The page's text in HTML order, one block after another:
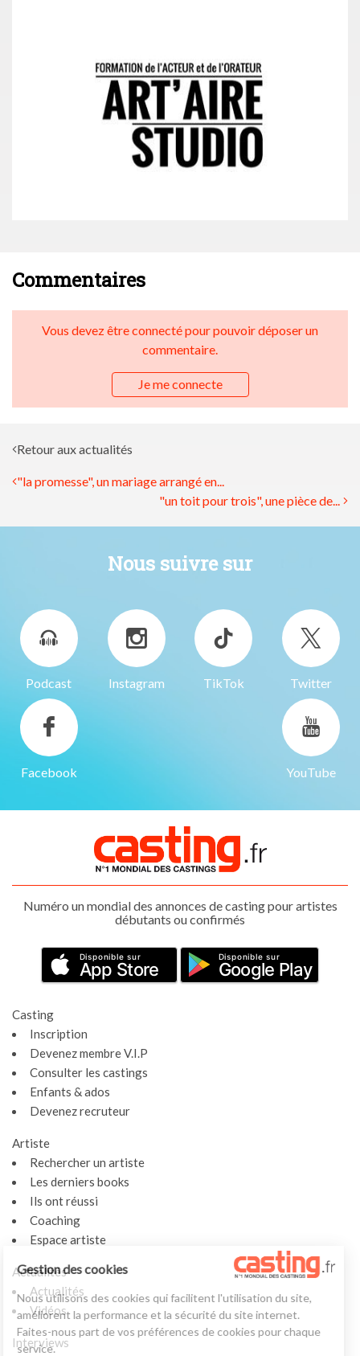
Commentaires
Vous devez être connecté pour pouvoir déposer un
commentaire.
Je me connecte
Retour aux actualités
"la promesse", un mariage arrangé en...
"un toit pour trois", une pièce de...
Nous suivre sur
Podcast Instagram TikTok Twitter
Facebook YouTube
Numéro un mondial des annonces de casting pour artistes
débutants ou confirmés
Disponible sur
App Store
Disponible sur
Google Play
Casting
Inscription
Devenez membre V.I.P
Consulter les castings
Enfants & ados
Devenez recruteur
Artiste
Rechercher un artiste
Les derniers books
Ils ont réussi
Coaching
Espace artiste
Actualités
Actualités
Vidéos
Interviews
Gestion des cookies
Nous utilisons des cookies qui facilitent l'utilisation du site,
améliorent la performance et la sécurité du site internet.
Faites-nous part de vos préférences de cookies pour chaque
service.